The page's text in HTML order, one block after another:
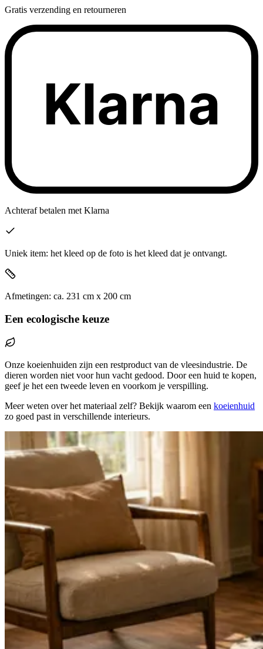
Gratis verzending en retourneren
Klarna
Achteraf betalen met Klarna
Uniek item: het kleed op de foto is het kleed dat je ontvangt.
Afmetingen: ca. 231 cm x 200 cm
Een ecologische keuze
Onze koeienhuiden zijn een restproduct van de vleesindustrie. De
dieren worden niet voor hun vacht gedood. Door een huid te kopen,
geef je het een tweede leven en voorkom je verspilling.
Meer weten over het materiaal zelf? Bekijk waarom een koeienhuid
zo goed past in verschillende interieurs.